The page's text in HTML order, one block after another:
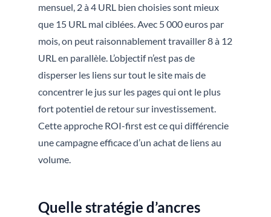
mensuel, 2 à 4 URL bien choisies sont mieux
que 15 URL mal ciblées. Avec 5 000 euros par
mois, on peut raisonnablement travailler 8 à 12
URL en parallèle. L’objectif n’est pas de
disperser les liens sur tout le site mais de
concentrer le jus sur les pages qui ont le plus
fort potentiel de retour sur investissement.
Cette approche ROI-first est ce qui différencie
une campagne efficace d’un achat de liens au
volume.
Quelle stratégie d’ancres